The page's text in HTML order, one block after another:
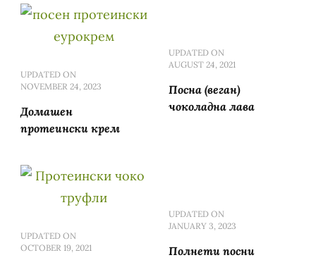
UPDATED ON
NOVEMBER 24, 2023
Домашен
протеински крем
UPDATED ON
AUGUST 24, 2021
Посна (веган)
чоколадна лава
UPDATED ON
OCTOBER 19, 2021
UPDATED ON
JANUARY 3, 2023
Полнети посни